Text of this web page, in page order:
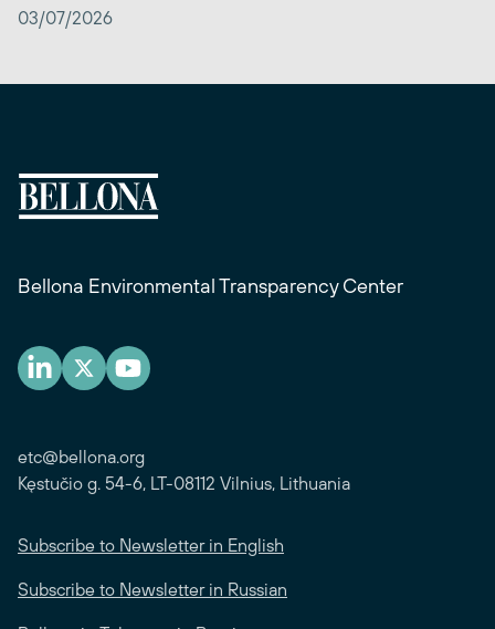
03/07/2026
Bellona Environmental Transparency Center
etc@bellona.org
Kęstučio g. 54-6, LT-08112 Vilnius, Lithuania
Subscribe to Newsletter in English
Subscribe to Newsletter in Russian